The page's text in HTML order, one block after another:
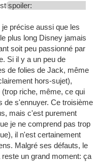
spoiler:
précise aussi que les
plus long Disney jamais
soit peu passionné par
Si il y a un peu de
de folies de Jack, même
hors-sujet),
riche, même, ce qui
de s'ennuyer. Ce troisième
mais c'est purement
je ne comprend pas trop
il n'est certainement
Malgré ses défauts, le
un grand moment: ça